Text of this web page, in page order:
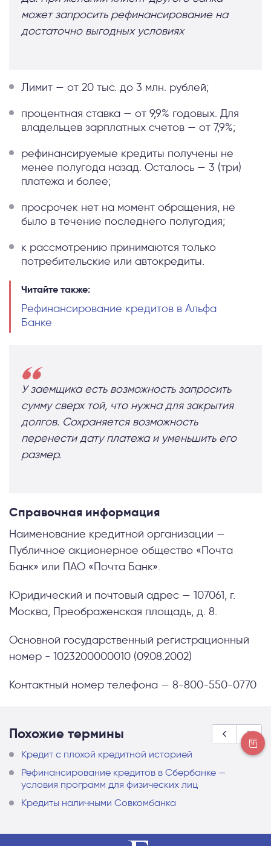
может запросить рефинансирование на
достаточно выгодных условиях
Лимит — от 20 тыс. до 3 млн. рублей;
процентная ставка — от 9,9% годовых. Для
владельцев зарплатных счетов — от 7,9%;
рефинансируемые кредиты получены не
менее полугода назад. Осталось — 3 (три)
платежа и более;
просрочек нет на момент обращения, не
было в течение последнего полугодия;
к рассмотрению принимаются только
потребительские или автокредиты.
Читайте также:
Рефинансирование кредитов в Альфа
Банке
У заемщика есть возможность запросить
сумму сверх той, что нужна для закрытия
долгов. Сохраняется возможность
перенести дату платежа и уменьшить его
размер.
Справочная информация
Наименование кредитной организации —
Публичное акционерное общество «Почта
Банк» или ПАО «Почта Банк».
Юридический и почтовый адрес — 107061, г.
Москва, Преображенская площадь, д. 8.
Основной государственный регистрационный
номер - 1023200000010 (09.08.2002)
Контактный номер телефона — 8-800-550-0770
Похожие термины
Кредит с плохой кредитной историей
Рефинансирование кредитов в Сбербанке —
условия программ для физических лиц
Кредиты наличными Совкомбанка